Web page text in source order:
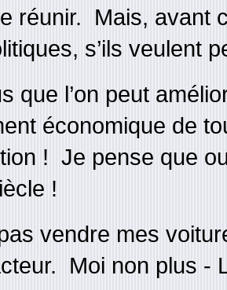
réunir. Mais, avant
s’ils veulent
que l’on peut
économique de
! Je pense que
!
vendre mes
Moi non plus -